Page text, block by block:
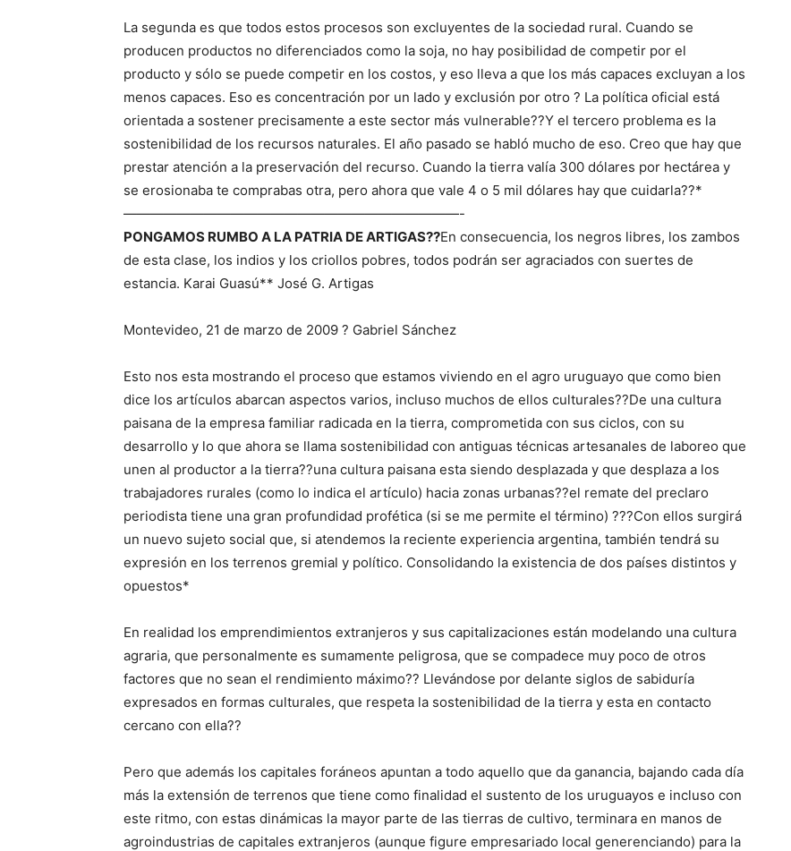
La segunda es que todos estos procesos son excluyentes de la sociedad rural. Cuando se
producen productos no diferenciados como la soja, no hay posibilidad de competir por el
producto y sólo se puede competir en los costos, y eso lleva a que los más capaces excluyan a los
menos capaces. Eso es concentración por un lado y exclusión por otro ? La política oficial está
orientada a sostener precisamente a este sector más vulnerable??Y el tercero problema es la
sostenibilidad de los recursos naturales. El año pasado se habló mucho de eso. Creo que hay que
prestar atención a la preservación del recurso. Cuando la tierra valía 300 dólares por hectárea y
se erosionaba te comprabas otra, pero ahora que vale 4 o 5 mil dólares hay que cuidarla??*
—————————————————————————-
PONGAMOS RUMBO A LA PATRIA DE ARTIGAS??En consecuencia, los negros libres, los zambos
de esta clase, los indios y los criollos pobres, todos podrán ser agraciados con suertes de
estancia. Karai Guasú** José G. Artigas
Montevideo, 21 de marzo de 2009 ? Gabriel Sánchez
Esto nos esta mostrando el proceso que estamos viviendo en el agro uruguayo que como bien
dice los artículos abarcan aspectos varios, incluso muchos de ellos culturales??De una cultura
paisana de la empresa familiar radicada en la tierra, comprometida con sus ciclos, con su
desarrollo y lo que ahora se llama sostenibilidad con antiguas técnicas artesanales de laboreo que
unen al productor a la tierra??una cultura paisana esta siendo desplazada y que desplaza a los
trabajadores rurales (como lo indica el artículo) hacia zonas urbanas??el remate del preclaro
periodista tiene una gran profundidad profética (si se me permite el término) ???Con ellos surgirá
un nuevo sujeto social que, si atendemos la reciente experiencia argentina, también tendrá su
expresión en los terrenos gremial y político. Consolidando la existencia de dos países distintos y
opuestos*
En realidad los emprendimientos extranjeros y sus capitalizaciones están modelando una cultura
agraria, que personalmente es sumamente peligrosa, que se compadece muy poco de otros
factores que no sean el rendimiento máximo?? Llevándose por delante siglos de sabiduría
expresados en formas culturales, que respeta la sostenibilidad de la tierra y esta en contacto
cercano con ella??
Pero que además los capitales foráneos apuntan a todo aquello que da ganancia, bajando cada día
más la extensión de terrenos que tiene como finalidad el sustento de los uruguayos e incluso con
este ritmo, con estas dinámicas la mayor parte de las tierras de cultivo, terminara en manos de
agroindustrias de capitales extranjeros (aunque figure empresariado local generenciando) para la